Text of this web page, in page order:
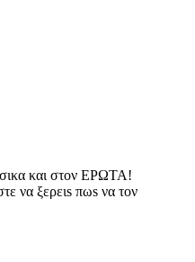
και στον ΕΡΩΤΑ!
να ξερειs πωs να τον